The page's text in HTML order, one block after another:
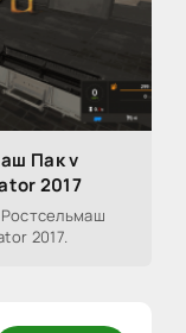
Пак v
2017
2017.